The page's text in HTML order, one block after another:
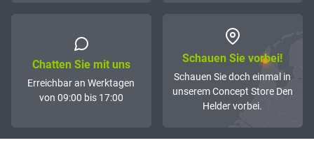
Chatten Sie mit uns
Erreichbar an Werktagen
von 09:00 bis 17:00
Schauen Sie vorbei!
Schauen Sie doch einmal in
unserem Concept Store Den
Helder vorbei.